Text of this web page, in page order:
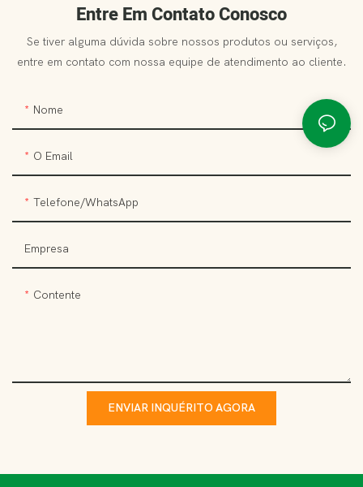
Entre Em Contato Conosco
Se tiver alguma dúvida sobre nossos produtos ou serviços,
entre em contato com nossa equipe de atendimento ao cliente.
Nome
O Email
Telefone/WhatsApp
Empresa
Contente
ENVIAR INQUÉRITO AGORA